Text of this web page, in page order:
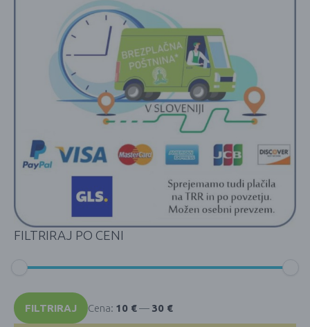
FILTRIRAJ PO CENI
Min
cena
Max
cenaFILTRIRAJ Cena: 10 €— 30 €